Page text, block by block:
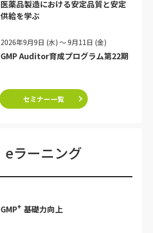
医薬品製造における安定品質と安定
供給を学ぶ
2026年9月9日 (水) ～ 9月11日 (金)
GMP Auditor育成プログラム第22期
セミナー一覧
eラーニング
GMP+ 基礎力向上